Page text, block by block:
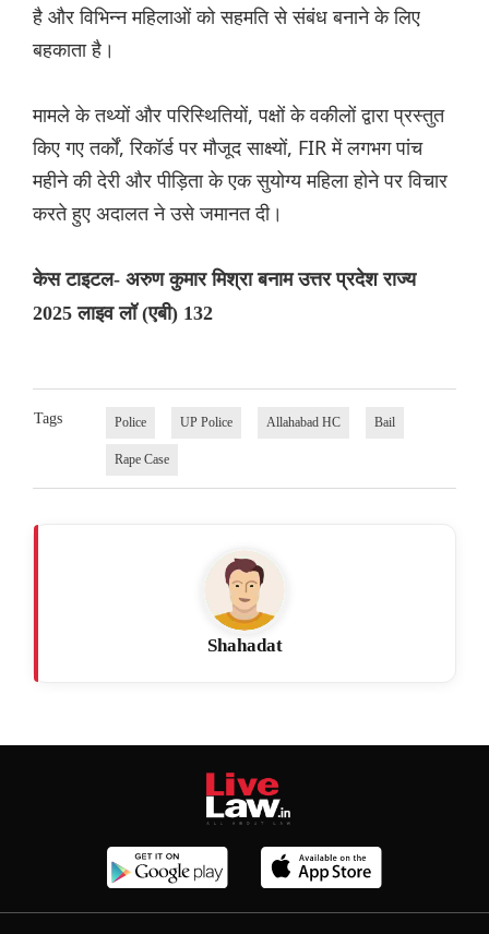
है और विभिन्न महिलाओं को सहमति से संबंध बनाने के लिए
बहकाता है।
मामले के तथ्यों और परिस्थितियों, पक्षों के वकीलों द्वारा प्रस्तुत
किए गए तर्कों, रिकॉर्ड पर मौजूद साक्ष्यों, FIR में लगभग पांच
महीने की देरी और पीड़िता के एक सुयोग्य महिला होने पर विचार
करते हुए अदालत ने उसे जमानत दी।
केस टाइटल- अरुण कुमार मिश्रा बनाम उत्तर प्रदेश राज्य
2025 लाइव लॉ (एबी) 132
Tags Police UP Police Allahabad HC Bail
Rape Case
Shahadat